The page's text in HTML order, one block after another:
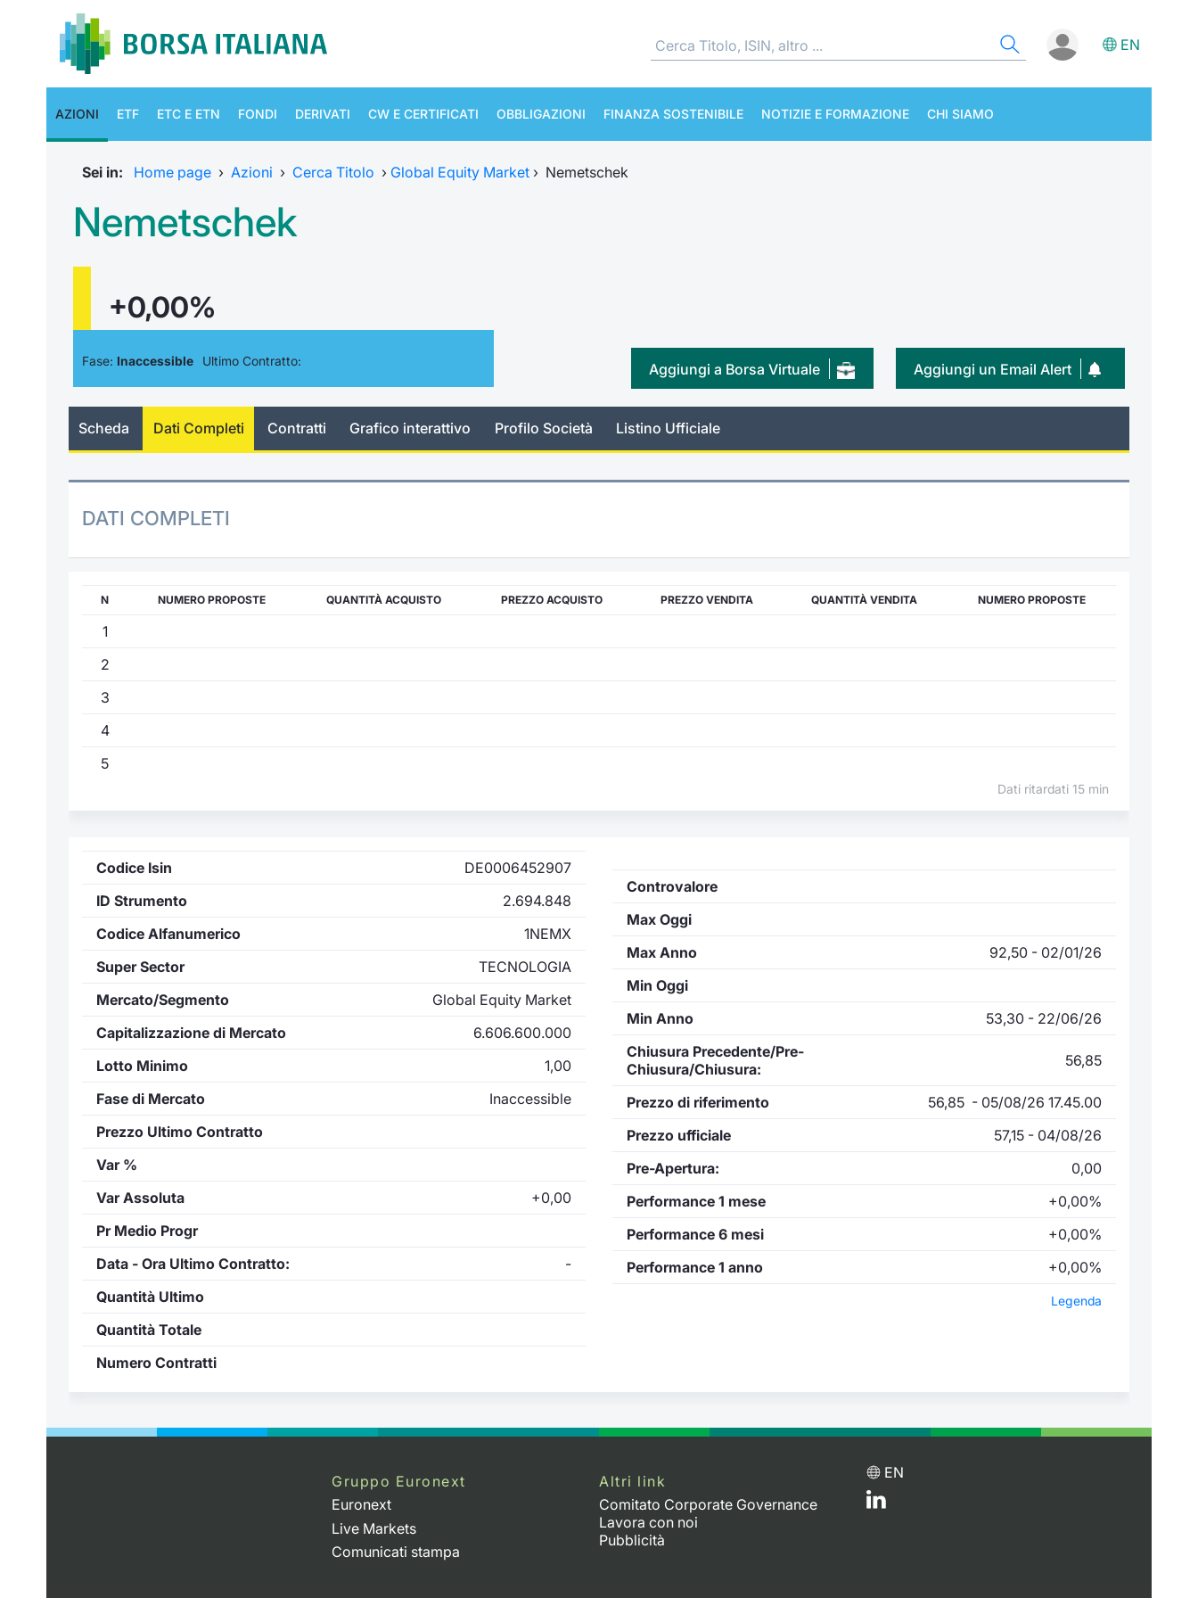
EN
AZIONI ETF ETC E ETN FONDI DERIVATI CW E CERTIFICATI OBBLIGAZIONI FINANZA SOSTENIBILE NOTIZIE E FORMAZIONE CHI SIAMO
Sei in: Home page › Azioni › Cerca Titolo › Global Equity Market › Nemetschek
Nemetschek
+0,00%
Fase: Inaccessible Ultimo Contratto: Aggiungi un Email Alert
Aggiungi a Borsa Virtuale
Scheda Dati Completi Contratti Grafico interattivo Profilo Società Listino Ufficiale
DATI COMPLETI
N NUMERO PROPOSTE QUANTITÀ ACQUISTO PREZZO ACQUISTO PREZZO VENDITA QUANTITÀ VENDITA NUMERO PROPOSTE
1
2
3
4
5
Dati ritardati 15 min
Codice Isin
DE0006452907
ID Strumento
2.694.848
Codice Alfanumerico
1NEMX
Super Sector
TECNOLOGIA
Mercato/Segmento
Global Equity Market
Capitalizzazione di Mercato
6.606.600.000
Lotto Minimo
1,00
Fase di Mercato
Inaccessible
Prezzo Ultimo Contratto
Var %
Var Assoluta
+0,00
Pr Medio Progr
Data - Ora Ultimo Contratto:
-
Quantità Ultimo
Quantità Totale
Numero Contratti
Controvalore
Max Oggi
Max Anno
92,50 - 02/01/26
Min Oggi
Min Anno
53,30 - 22/06/26
Chiusura Precedente/Pre-
Chiusura/Chiusura:
56,85
Prezzo di riferimento
56,85 - 05/08/26 17.45.00
Prezzo ufficiale
57,15 - 04/08/26
Pre-Apertura:
0,00
Performance 1 mese
+0,00%
Performance 6 mesi
+0,00%
Performance 1 anno
+0,00%
Legenda
Gruppo Euronext
Euronext
Live Markets
Comunicati stampa
Altri link
Comitato Corporate Governance
Lavora con noi
Pubblicità
EN